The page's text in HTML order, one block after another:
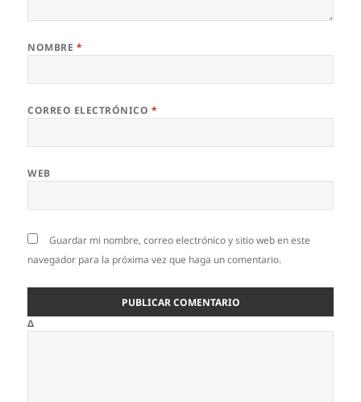
NOMBRE *
CORREO ELECTRÓNICO *
WEB
Guardar mi nombre, correo electrónico y sitio web en este
navegador para la próxima vez que haga un comentario.
Δ